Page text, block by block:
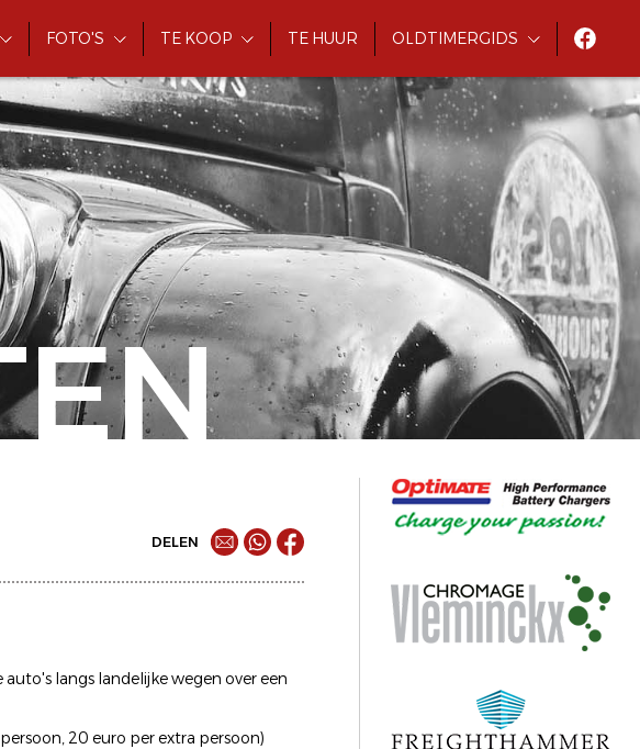
FOTO'S TE KOOP TE HUUR OLDTIMERGIDS
DELEN
langs landelijke wegen over een
20 euro per extra persoon)